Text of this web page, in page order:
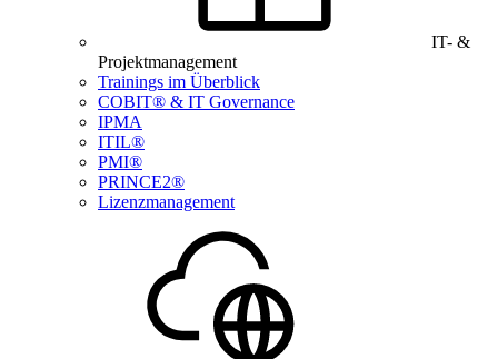
IT- &
Projektmanagement
Trainings im Überblick
COBIT® & IT Governance
IPMA
ITIL®
PMI®
PRINCE2®
Lizenzmanagement